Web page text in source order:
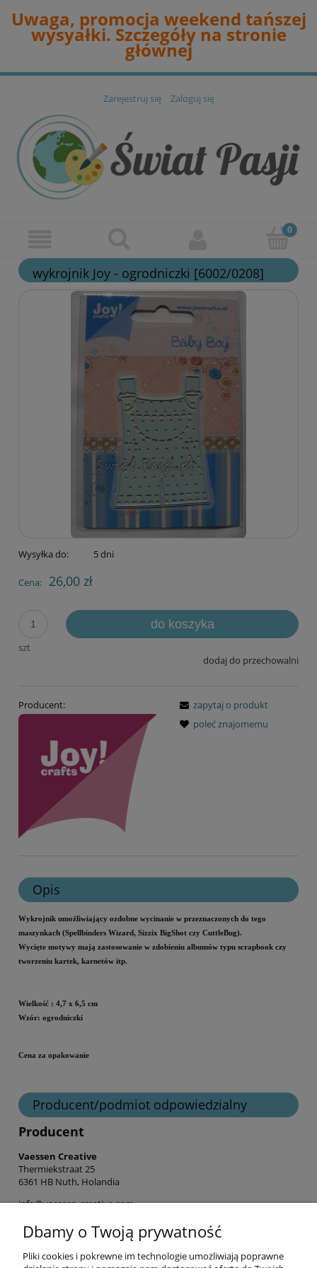
Uwaga, promocja weekend tańszej
wysyałki. Szczegóły na stronie
głównej
Zarejestruj się Zaloguj się
wykrojnik Joy - ogrodniczki [6002/0208]
Wysyłka do: 5 dni
Cena: 26,00 zł
szt
do koszyka
dodaj do przechowalni
Producent:
zapytaj o produkt
poleć znajomemu
Opis
Wykrojnik umożliwiający ozdobne wycinanie w przeznaczonych do tego
maszynkach (Spellbinders Wizard, Sizzix BigShot czy CuttleBug).
Wycięte motywy mają zastosowanie w zdobieniu albumów typu scrapbook czy
tworzeniu kartek, karnetów itp.
Wielkość : 4,7 x 6,5 cm
Wzór: ogrodniczki
Cena za opakowanie
Producent/podmiot odpowiedzialny
Producent
Vaessen Creative
Thermiekstraat 25
6361 HB Nuth, Holandia
info@vaessen-creative.com
Dbamy o Twoją prywatność
Pliki cookies i pokrewne im technologie umożliwiają poprawne